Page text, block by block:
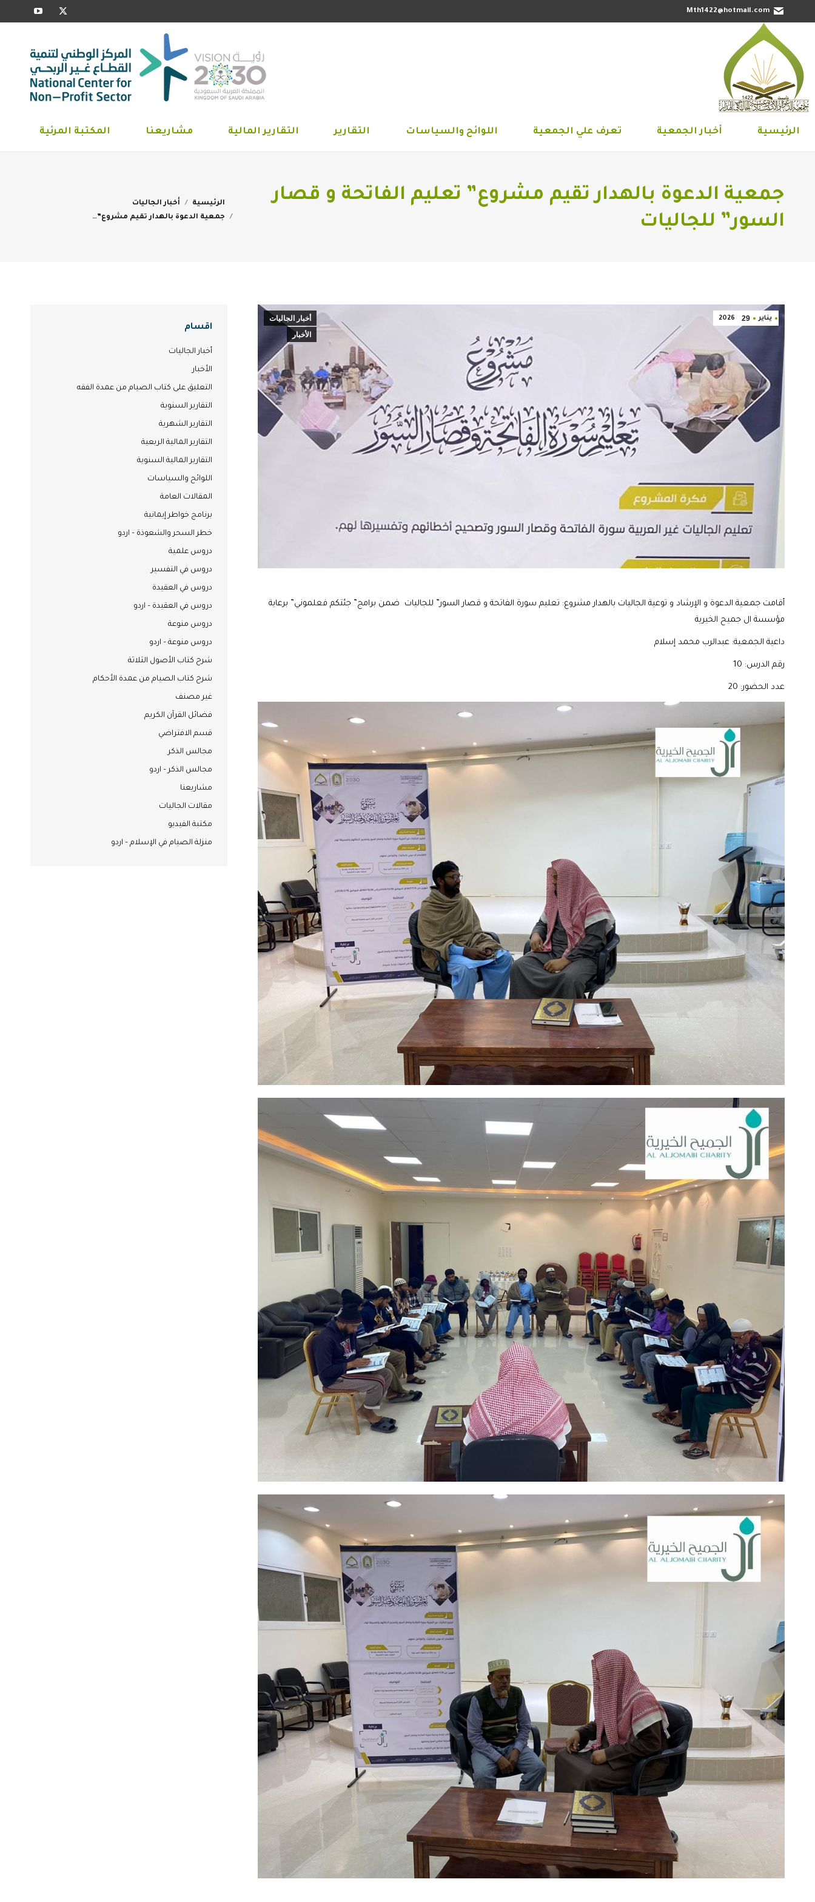
Mth1422@hotmail.com
X
opens
in
new
window
opens
in
new
window
الرئيسية أخبار الجمعية تعرف علي الجمعية اللوائح والسياسات التقارير التقارير المالية مشاريعنا المكتبة المرئية
جمعية الدعوة بالهدار تقيم مشروع” تعليم الفاتحة و قصار
السور” للجاليات
You are here:
الرئيسية
أخبار الجاليات
جمعية الدعوة بالهدار تقيم مشروع”…
يناير 29
2026
أخبار الجاليات
الأخبار
أقامت جمعية الدعوة و الإرشاد و توعية الجاليات بالهدار مشروع: تعليم سورة الفاتحة و قصار السور” للجاليات ضمن برامج” جئتكم فعلموني” برعاية
مؤسسة ال جميح الخيرية
داعية الجمعية: عبدالرب محمد إسلام
رقم الدرس: 10
عدد الحضور: 20
اقسام
أخبار الجاليات
الأخبار
التعليق على كتاب الصيام من عمدة الفقه
التقارير السنوية
التقارير الشهرية
التقارير المالية الربعية
التقارير المالية السنوية
اللوائح والسياسات
المقالات العامة
برنامج خواطر إيمانية
خطر السحر والشعوذة – اردو
دروس علمية
دروس في التفسير
دروس في العقيدة
دروس في العقيدة – اردو
دروس منوعة
دروس منوعة – اردو
شرح كتاب الأصول الثلاثة
شرح كتاب الصيام من عمدة الأحكام
غير مصنف
فضائل القرآن الكريم
قسم الافتراضي
مجالس الذكر
مجالس الذكر – اردو
مشاريعنا
مقالات الجاليات
مكتبة الفيديو
منزلة الصيام في الإسلام – اردو
الرئيسية أخبار الجمعية تعرف علي الجمعية اللوائح والسياسات التقارير التقارير المالية مشاريعنا المكتبة المرئية